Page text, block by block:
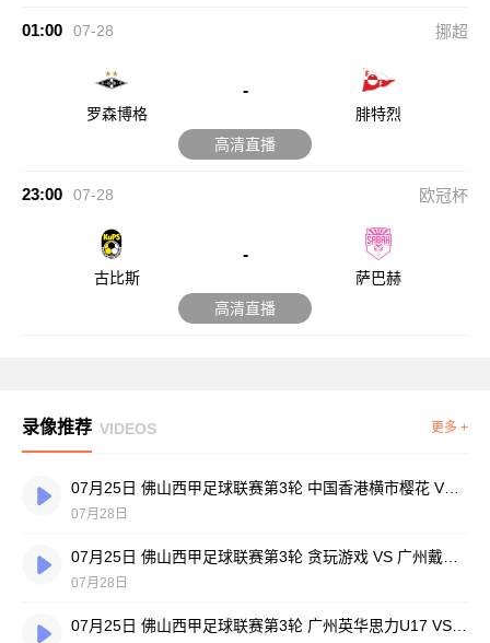
01:00 07-28 挪超
罗森博格
-
腓特烈
高清直播
23:00 07-28 欧冠杯
古比斯
-
萨巴赫
高清直播
录像推荐 VIDEOS 更多 +
07月25日 佛山西甲足球联赛第3轮 中国香港横市樱花 VS 吉图省实青年 全场录像
07月28日
07月28日